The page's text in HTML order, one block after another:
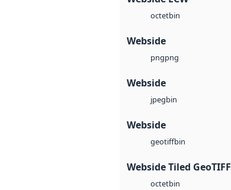
octetbin
Webside
pngpng
Webside
jpegbin
Webside
geotiffbin
Webside Tiled GeoTIFF
octetbin